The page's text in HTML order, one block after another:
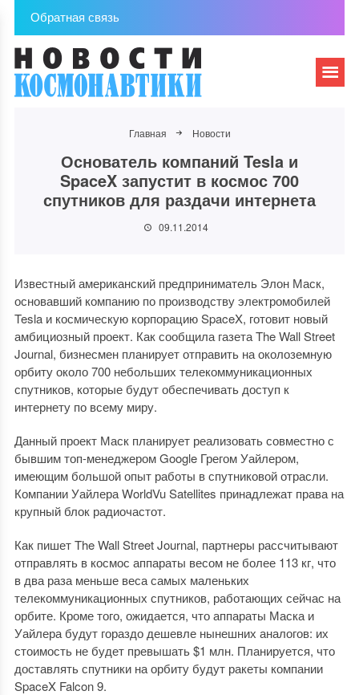
Обратная связь
Главная Новости
Основатель компаний Tesla и
SpaceX запустит в космос 700
спутников для раздачи интернета
09.11.2014
Известный американский предприниматель Элон Маск,
основавший компанию по производству электромобилей
Tesla и космическую корпорацию SpaceX, готовит новый
амбициозный проект. Как сообщила газета The Wall Street
Journal, бизнесмен планирует отправить на околоземную
орбиту около 700 небольших телекоммуникационных
спутников, которые будут обеспечивать доступ к
интернету по всему миру.
Данный проект Маск планирует реализовать совместно с
бывшим топ-менеджером Google Грегом Уайлером,
имеющим большой опыт работы в спутниковой отрасли.
Компании Уайлера WorldVu Satellites принадлежат права на
крупный блок радиочастот.
Как пишет The Wall Street Journal, партнеры рассчитывают
отправлять в космос аппараты весом не более 113 кг, что
в два раза меньше веса самых маленьких
телекоммуникационных спутников, работающих сейчас на
орбите. Кроме того, ожидается, что аппараты Маска и
Уайлера будут гораздо дешевле нынешних аналогов: их
стоимость не будет превышать $1 млн. Планируется, что
доставлять спутники на орбиту будут ракеты компании
SpaceX Falcon 9.